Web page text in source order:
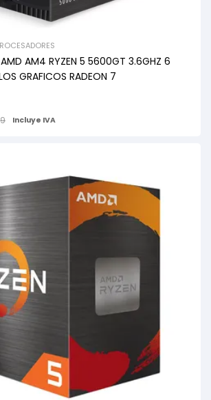
AMD AM4 RYZEN 5 5600GT 3.6GHZ 6
GRAFICOS RADEON 7
Incluye IVA